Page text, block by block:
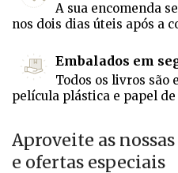
A sua encomenda
nos dois dias úteis após a
Embalados em
Todos os livros são
película plástica e papel
Aproveite as
e ofertas especiais